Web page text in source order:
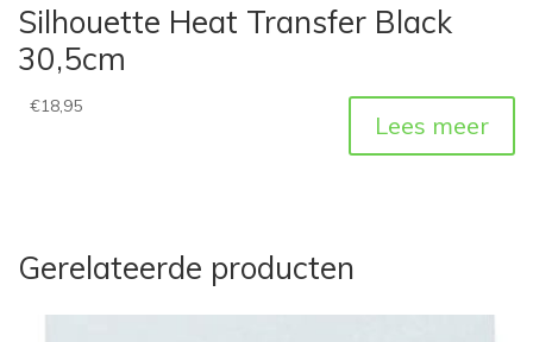
Silhouette Heat Transfer Black
30,5cm
€18,95
Lees meer
Gerelateerde producten